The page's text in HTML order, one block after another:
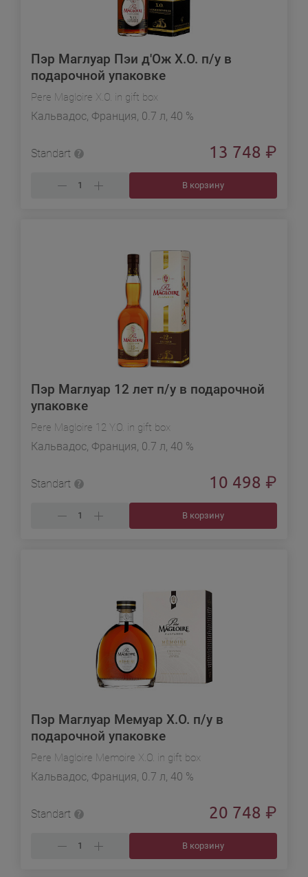
Пэр Маглуар Пэи д'Ож X.O. п/у в
подарочной упаковке
Pere Magloire X.O. in gift box
Кальвадос, Франция, 0.7 л, 40 %
Standart 13 748 ₽
В корзину
Пэр Маглуар 12 лет п/у в подарочной
упаковке
Pere Magloire 12 Y.O. in gift box
Кальвадос, Франция, 0.7 л, 40 %
Standart 10 498 ₽
В корзину
Пэр Маглуар Мемуар X.O. п/у в
подарочной упаковке
Pere Magloire Memoire X.O. in gift box
Кальвадос, Франция, 0.7 л, 40 %
Standart 20 748 ₽
В корзину